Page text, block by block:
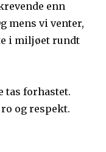
enn
mens vi venter,
i miljøet rundt
tas forhastet.
og respekt.